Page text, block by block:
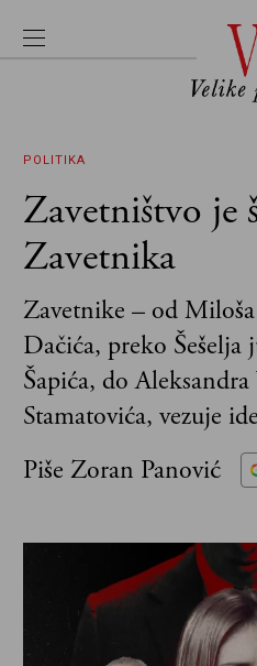
POLITIKA
Zavetništvo je
Zavetnika
Zavetnike – od
Dačića, preko
Šapića, do
Stamatovića, vezuje
Piše Zoran Panović